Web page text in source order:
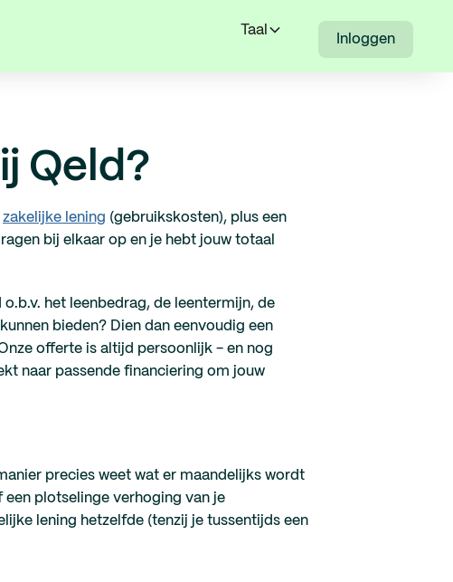
Taal
Inloggen
Qeld?
zakelijke lening (gebruikskosten), plus een
bij elkaar op en je hebt jouw totaal
het leenbedrag, de leentermijn, de
bieden? Dien dan eenvoudig een
offerte is altijd persoonlijk - en nog
naar passende financiering om jouw
precies weet wat er maandelijks wordt
plotselinge verhoging van je
lening hetzelfde (tenzij je tussentijds een